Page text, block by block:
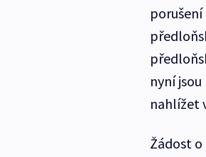
nyní
nahlížet
Žádost